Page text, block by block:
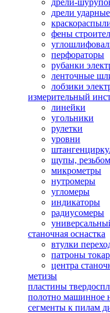
дрели-
дрели ударные
фены
перфораторы
рубанки
ленточные
лобзики
измерительный
линейки
угольники
рулетки
уровни
щупы,
микрометры
нутромеры
угломеры
индикаторы
радиусомеры
станочная оснастка
втулки
патроны
центра
метизы
пластины
полотно машинное
сегменты к пилам